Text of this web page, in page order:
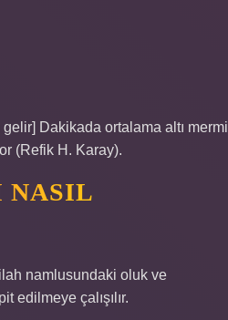
Dakikada ortalama altı mermi
(Refik H. Karay).
NASIL
namlusundaki oluk ve
edilmeye çalışılır.